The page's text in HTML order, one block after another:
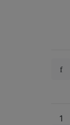
1